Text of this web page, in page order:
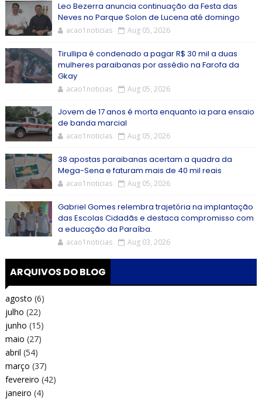
Leo Bezerra anuncia continuação da Festa das
Neves no Parque Solon de Lucena até domingo
acao1noticias Aug 05, 2026
Tirullipa é condenado a pagar R$ 30 mil a duas
mulheres paraibanas por assédio na Farofa da
Gkay
acao1noticias Aug 05, 2026
Jovem de 17 anos é morta enquanto ia para ensaio
de banda marcial
acao1noticias Aug 05, 2026
38 apostas paraibanas acertam a quadra da
Mega-Sena e faturam mais de 40 mil reais
acao1noticias Aug 05, 2026
Gabriel Gomes relembra trajetória na implantação
das Escolas Cidadãs e destaca compromisso com
a educação da Paraíba.
acao1noticias Aug 03, 2026
ARQUIVOS DO BLOG
agosto (6)
julho (22)
junho (15)
maio (27)
abril (54)
março (37)
fevereiro (42)
janeiro (4)